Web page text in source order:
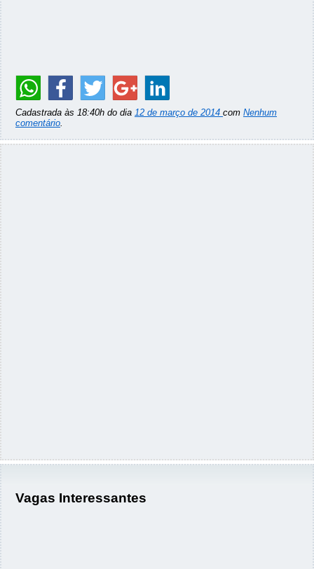
Cadastrada às 18:40h do dia 12 de março de 2014 com Nenhum
comentário.
Vagas Interessantes